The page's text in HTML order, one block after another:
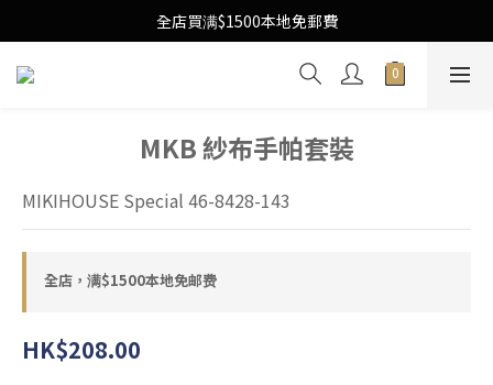
Free Local Shipping Upon $1500 purchase
全店買满$1500本地免郵費
Free Local Shipping Upon $1500 purchase
MKB 紗布手帕套裝
MIKIHOUSE Special 46-8428-143
全店，满$1500本地免邮费
HK$208.00